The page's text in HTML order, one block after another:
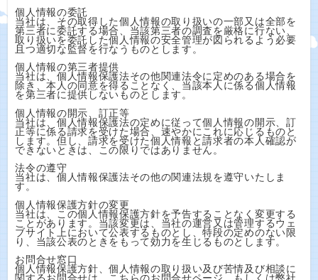
個人情報の委託
当社は、その取得した個人情報の取り扱いの一部又は全部を
第三者に委託する場合、当該第三者の調査を厳格に行ない、
取り扱いを委託した個人情報の安全管理が図られるよう必要
且つ適切な監督を行なうものとします。
個人情報の第三者提供
当社は、個人情報保護法その他関連法令に定めのある場合を
除き、本人の同意を得ることなく、当該本人に係る個人情報
を第三者に提供しないものとします。
個人情報の開示、訂正等
当社は、個人情報保護法の定めに従って個人情報の開示、訂
正等に係る請求を受けた場合、速やかにこれに応じるものと
します。但し、請求を受けた個人情報と請求者の本人確認が
できないときは、この限りではありません。
法令の遵守
当社は、個人情報保護法その他の関連法規を遵守いたしま
す。
個人情報保護方針の変更
当社は、この個人情報保護方針を予告することなく変更する
ことがあります。当該変更は、当社の運営又は管理するウェ
ブサイト上において公表するものとし、特段の定めのない限
り、当該公表のときをもって効力を生じるものとします。
お問合せ窓口
個人情報保護方針、個人情報の取り扱い及び苦情及び相談に